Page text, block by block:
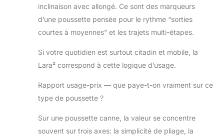
inclinaison avec allongé. Ce sont des marqueurs
d’une poussette pensée pour le rythme “sorties
courtes à moyennes” et les trajets multi-étapes.
Si votre quotidien est surtout citadin et mobile, la
Lara² correspond à cette logique d’usage.
Rapport usage-prix — que paye-t-on vraiment sur ce
type de poussette ?
Sur une poussette canne, la valeur se concentre
souvent sur trois axes: la simplicité de pliage, la